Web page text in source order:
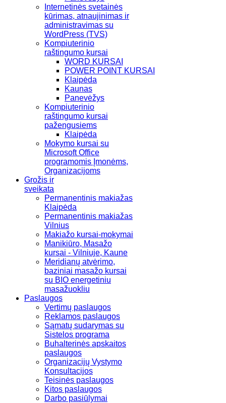
Internetinės svetainės
kūrimas, atnaujinimas ir
administravimas su
WordPress (TVS)
Kompiuterinio
raštingumo kursai
WORD KURSAI
POWER POINT KURSAI
Klaipėda
Kaunas
Panevėžys
Kompiuterinio
raštingumo kursai
pažengusiems
Klaipėda
Mokymo kursai su
Microsoft Office
programomis Įmonėms,
Organizacijoms
Grožis ir
sveikata
Permanentinis makiažas
Klaipėda
Permanentinis makiažas
Vilnius
Makiažo kursai-mokymai
Manikiūro, Masažo
kursai - Vilniuje, Kaune
Meridianų atvėrimo,
baziniai masažo kursai
su BIO energetiniu
masažuokliu
Paslaugos
Vertimų paslaugos
Reklamos paslaugos
Sąmatų sudarymas su
Sistelos programa
Buhalterinės apskaitos
paslaugos
Organizacijų Vystymo
Konsultacijos
Teisinės paslaugos
Kitos paslaugos
Darbo pasiūlymai